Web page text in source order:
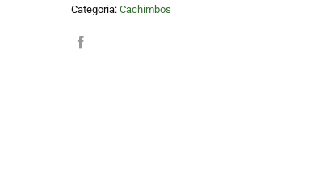
Categoria: Cachimbos